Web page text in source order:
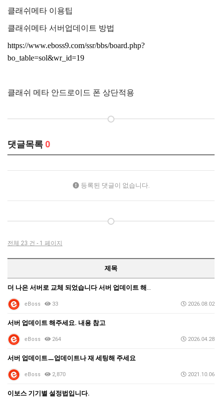
클래쉬메타 이용팁
클래쉬메타 서버업데이트 방법
https://www.eboss9.com/ssr/bbs/board.php?
bo_table=sol&wr_id=19
클래쉬 메타 안드로이드 폰 상단적용
댓글목록 0
등록된 댓글이 없습니다.
전체 23 건 - 1 페이지
제목
더 나은 서버로 교체 되었습니다 서버 업데이트 해주세요…
eBoss 33 2026.08.02
서버 업데이트 해주세요. 내용 참고
eBoss 264 2026.04.28
서버 업데이트ㅡ업데이트나 재 세팅해 주세요
eBoss 2,870 2021.10.06
이보스 기기별 설정법입니다.